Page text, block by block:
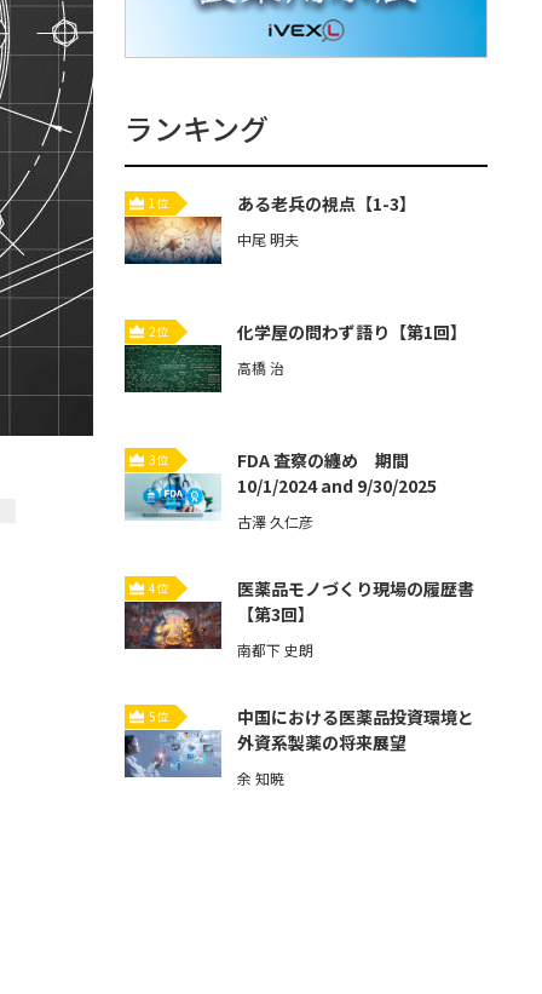
ランキング
1位 ある老兵の視点【1-3】
中尾 明夫
2位 化学屋の問わず語り【第1回】
高橋 治
3位
FDA 査察の纏め 期間
10/1/2024 and 9/30/2025
古澤 久仁彦
4位
医薬品モノづくり現場の履歴書
【第3回】
南都下 史朗
5位
中国における医薬品投資環境と
外資系製薬の将来展望
余 知暁